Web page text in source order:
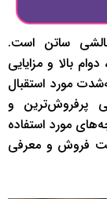
ساتن است.
بالا و مزایایی
مورد استقبال
پرفروش‌ترین و
مورد استفاده
فروش و معرفی